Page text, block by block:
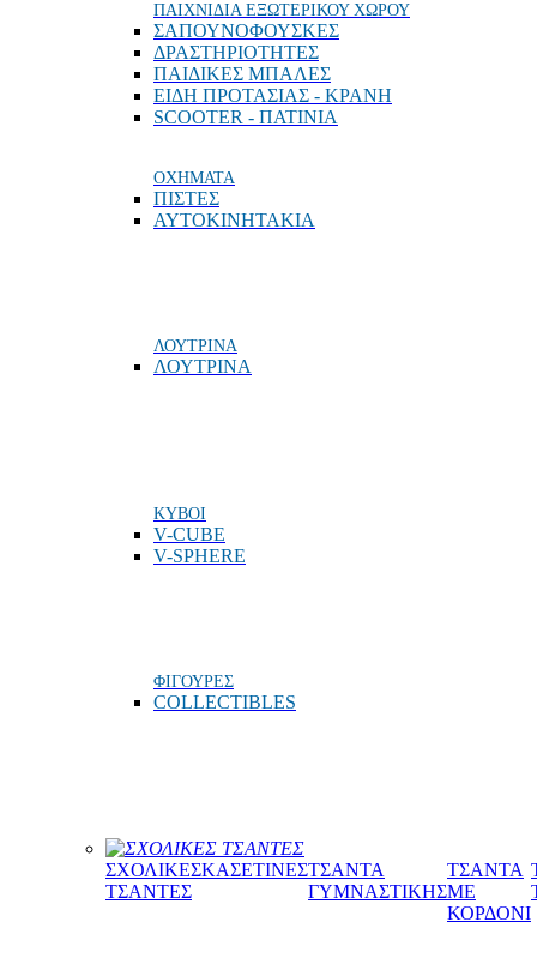
ΠΑΙΧΝΙΔΙΑ ΕΞΩΤΕΡΙΚΟΥ ΧΩΡΟΥ
ΣΑΠΟΥΝΟΦΟΥΣΚΕΣ
ΔΡΑΣΤΗΡΙΟΤΗΤΕΣ
ΠΑΙΔΙΚΕΣ ΜΠΑΛΕΣ
ΕΙΔΗ ΠΡΟΤΑΣΙΑΣ - ΚΡΑΝΗ
SCOOTER - ΠΑΤΙΝΙΑ
ΟΧΗΜΑΤΑ
ΠΙΣΤΕΣ
ΑΥΤΟΚΙΝΗΤΑΚΙΑ
ΛΟΥΤΡΙΝΑ
ΛΟΥΤΡΙΝΑ
ΚΥΒΟΙ
V-CUBE
V-SPHERE
ΦΙΓΟΥΡΕΣ
COLLECTIBLES
ΣΧΟΛΙΚΕΣ ΤΣΑΝΤΕΣ
ΣΧΟΛΙΚΕΣ
ΤΣΑΝΤΕΣ
ΚΑΣΕΤΙΝΕΣΤΣΑΝΤΑ
ΓΥΜΝΑΣΤΙΚΗΣ
ΤΣΑΝΤΑ
ΜΕ
ΚΟΡΔΟΝΙ